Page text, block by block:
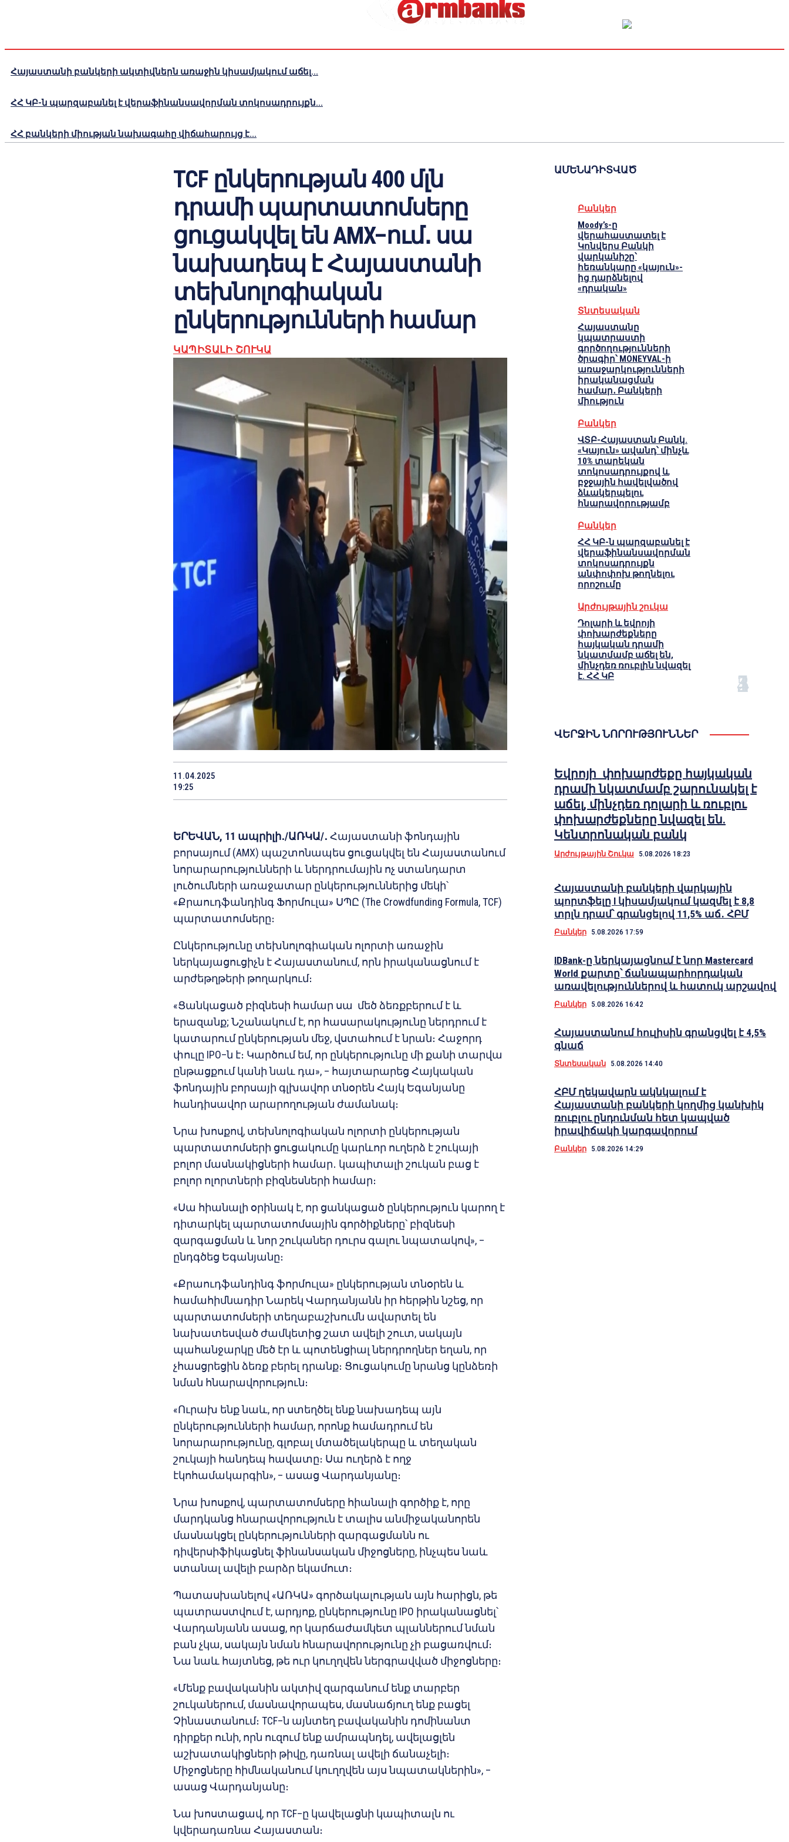
Հայաստանի բանկերի ակտիվներն առաջին կիսամյակում աճել...
ՀՀ ԿԲ-ն պարզաբանել է վերաֆինանսավորման տոկոսադրույքն...
ՀՀ բանկերի միության նախագահը վիճահարույց է...
TCF ընկերության 400 մլն
դրամի պարտատոմսերը
ցուցակվել են AMX–ում․ սա
նախադեպ է Հայաստանի
տեխնոլոգիական
ընկերությունների համար
ԿԱՊԻՏԱԼԻ ՇՈՒԿԱ
11.04.2025
19:25
ԵՐԵՎԱՆ, 11 ապրիլի․/ԱՌԿԱ/․ Հայաստանի ֆոնդային
բորսայում (AMX) պաշտոնապես ցուցակվել են Հայաստանում
նորարարությունների և ներդրումային ոչ ստանդարտ
լուծումների առաջատար ընկերություններից մեկի՝
«Քրաուդֆանդինգ Ֆորմուլա» ՍՊԸ (The Crowdfunding Formula, TCF)
պարտատոմսերը։
Ընկերությունը տեխնոլոգիական ոլորտի առաջին
ներկայացուցիչն է Հայաստանում, որն իրականացնում է
արժեթղթերի թողարկում։
«Ցանկացած բիզնեսի համար սա մեծ ձեռքբերում է և
երազանք; Նշանակում է, որ հասարակությունը ներդրում է
կատարում ընկերության մեջ, վստահում է նրան։ Հաջորդ
փուլը IPO–ն է։ Կարծում եմ, որ ընկերությունը մի քանի տարվա
ընթացքում կանի նաև դա», – հայտարարեց Հայկական
ֆոնդային բորսայի գլխավոր տնօրեն Հայկ Եգանյանը
հանդիսավոր արարողության ժամանակ։
Նրա խոսքով, տեխնոլոգիական ոլորտի ընկերության
պարտատոմսերի ցուցակումը կարևոր ուղերձ է շուկայի
բոլոր մասնակիցների համար․ կապիտալի շուկան բաց է
բոլոր ոլորտների բիզնեսների համար։
«Սա հիանալի օրինակ է, որ ցանկացած ընկերություն կարող է
դիտարկել պարտատոմսային գործիքները՝ բիզնեսի
զարգացման և նոր շուկաներ դուրս գալու նպատակով», –
ընդգծեց Եգանյանը։
«Քրաուդֆանդինգ ֆորմուլա» ընկերության տնօրեն և
համահիմնադիր Նարեկ Վարդանյանն իր հերթին նշեց, որ
պարտատոմսերի տեղաբաշխումն ավարտել են
նախատեսված ժամկետից շատ ավելի շուտ, սակայն
պահանջարկը մեծ էր և պոտենցիալ ներդրողներ եղան, որ
չհասցրեցին ձեռք բերել դրանք։ Ցուցակումը նրանց կընձեռի
նման հնարավորություն։
«Ուրախ ենք նաև, որ ստեղծել ենք նախադեպ այն
ընկերությունների համար, որոնք համադրում են
նորարարությունը, գլոբալ մտածելակերպը և տեղական
շուկայի հանդեպ հավատը։ Սա ուղերձ է ողջ
էկոհամակարգին», – ասաց Վարդանյանը։
Նրա խոսքով, պարտատոմսերը հիանալի գործիք է, որը
մարդկանց հնարավորություն է տալիս անմիջականորեն
մասնակցել ընկերությունների զարգացմանն ու
դիվերսիֆիկացնել ֆինանսական միջոցները, ինչպես նաև
ստանալ ավելի բարձր եկամուտ։
Պատասխանելով «ԱՌԿԱ» գործակալության այն հարիցն, թե
պատրաստվում է, արդյոք, ընկերությունը IPO իրականացնել՝
Վարդանյանն ասաց, որ կարճաժամկետ պլաններում նման
բան չկա, սակայն նման հնարավորությունը չի բացառվում։
Նա նաև հայտնեց, թե ուր կուղղվեն ներգրավված միջոցները։
«Մենք բավականին ակտիվ զարգանում ենք տարբեր
շուկաներում, մասնավորապես, մասնաճյուղ ենք բացել
Չինաստանում։ TCF–ն այնտեղ բավականին դոմինանտ
դիրքեր ունի, որն ուզում ենք ամրապնդել, ավելացլեն
աշխատակիցների թիվը, դառնալ ավելի ճանաչելի։
Միջոցները հիմնականում կուղղվեն այս նպատակներին», –
ասաց Վարդանյանը։
Նա խոստացավ, որ TCF–ը կավելացնի կապիտալն ու
կվերադառնա Հայաստան։
ԱՄԵՆԱԴԻՏՎԱԾ
Բանկեր
Moody’s-ը
վերահաստատել է
Կոնվերս Բանկի
վարկանիշը՝
հեռանկարը «կայուն»-
ից դարձնելով
«դրական»
Տնտեսական
Հայաստանը
կպատրաստի
գործողությունների
ծրագիր՝ MONEYVAL-ի
առաջարկությունների
իրականացման
համար․ Բանկերի
միություն
Բանկեր
ՎՏԲ-Հայաստան Բանկ.
«Կայուն» ավանդ՝ մինչև
10% տարեկան
տոկոսադրույքով և
բջջային հավելվածով
ձևակերպելու
հնարավորությամբ
Բանկեր
ՀՀ ԿԲ-ն պարզաբանել է
վերաֆինանսավորման
տոկոսադրույքն
անփոփոխ թողնելու
որոշումը
Արժույթային շուկա
Դոլարի և եվրոյի
փոխարժեքները
հայկական դրամի
նկատմամբ աճել են,
մինչդեռ ռուբլին նվազել
է. ՀՀ ԿԲ
ՎԵՐՋԻՆ ՆՈՐՈՒԹՅՈՒՆՆԵՐ
Եվրոյի փոխարժեքը հայկական
դրամի նկատմամբ շարունակել է
աճել, մինչդեռ դոլարի և ռուբլու
փոխարժեքները նվազել են.
Կենտրոնական բանկ
Արժույթային Շուկա 5.08.2026 18:23
Հայաստանի բանկերի վարկային
պորտֆելը I կիսամյակում կազմել է 8,8
տրլն դրամ՝ գրանցելով 11,5% աճ․ ՀԲՄ
Բանկեր 5.08.2026 17:59
IDBank-ը ներկայացնում է նոր Mastercard
World քարտը՝ ճանապարհորդական
առավելություններով և հատուկ արշավով
Բանկեր 5.08.2026 16:42
Հայաստանում հուլիսին գրանցվել է 4,5%
գնաճ
Տնտեսական 5.08.2026 14:40
ՀԲՄ ղեկավարն ակնկալում է
Հայաստանի բանկերի կողմից կանխիկ
ռուբլու ընդունման հետ կապված
իրավիճակի կարգավորում
Բանկեր 5.08.2026 14:29